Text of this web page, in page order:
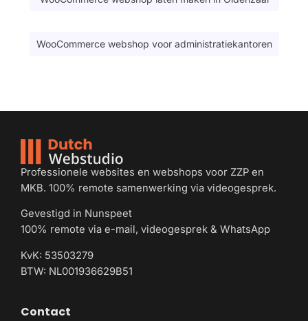
WooCommerce webshop voor administratiekantoren
Professionele websites en webshops voor ZZP en
MKB. 100% remote samenwerking via videogesprek.
Gevestigd in Nunspeet
100% remote via e-mail, videogesprek & WhatsApp
KvK: 53503279
BTW: NL001936629B51
Contact